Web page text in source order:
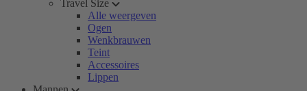
Travel Size
Alle weergeven
Ogen
Wenkbrauwen
Teint
Accessoires
Lippen